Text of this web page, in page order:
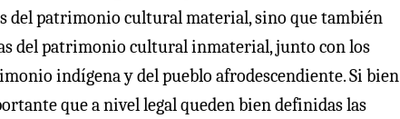
del patrimonio cultural material, sino que también
del patrimonio cultural inmaterial, junto con los
indígena y del pueblo afrodescendiente. Si bien
que a nivel legal queden bien definidas las